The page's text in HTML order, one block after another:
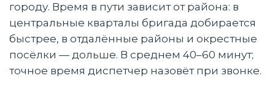
городу. Время в пути зависит от района: в
центральные кварталы бригада добирается
быстрее, в отдалённые районы и окрестные
посёлки — дольше. В среднем 40–60 минут;
точное время диспетчер назовёт при звонке.